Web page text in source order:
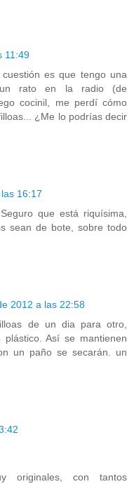
11:49
cuestión es que tengo una
rato en la radio (de
cocinil, me perdí cómo
¿Me lo podrías decir
16:17
que está riquísima,
sean de bote, sobre todo
2012 a las 22:58
de un dia para otro,
Así se mantienen
un paño se secarán. un
originales, con tantos